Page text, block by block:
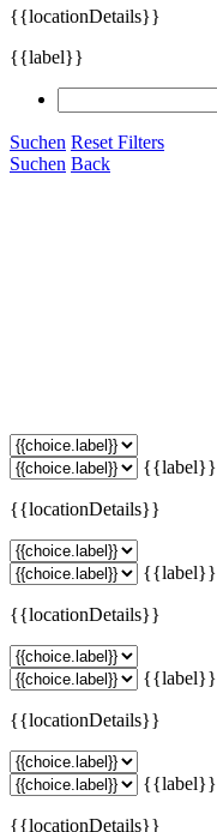
{{locationDetails}}
{{label}}
Suchen Reset Filters
Suchen Back
{{label}}
{{locationDetails}}
{{label}}
{{locationDetails}}
{{label}}
{{locationDetails}}
{{label}}
{{locationDetails}}